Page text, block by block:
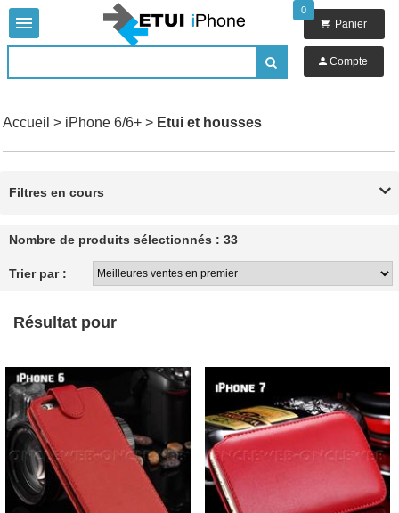


0
 Panier
 Compte
Accueil > iPhone 6/6+ > Etui et housses
Filtres en cours 
Nombre de produits sélectionnés : 33
Trier par :
Résultat pour